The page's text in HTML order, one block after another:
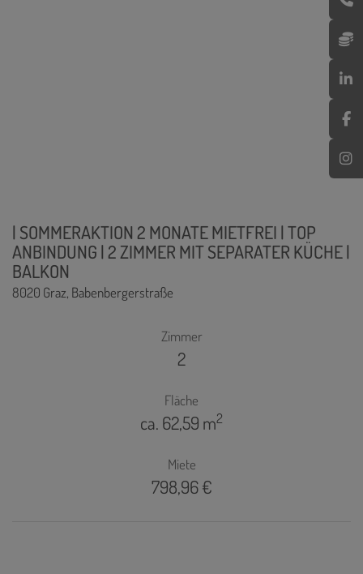
| SOMMERAKTION 2 MONATE MIETFREI | TOP
ANBINDUNG | 2 ZIMMER MIT SEPARATER KÜCHE |
BALKON
8020 Graz, Babenbergerstraße
Zimmer
2
Fläche
ca. 62,59 m2
Miete
798,96 €